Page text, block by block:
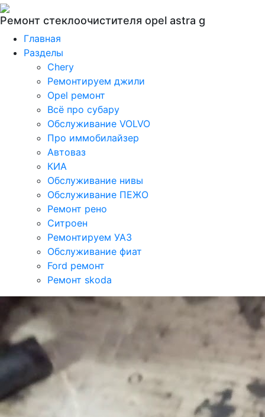
Ремонт стеклоочистителя opel astra g
Главная
Разделы
Chery
Ремонтируем джили
Opel ремонт
Всё про субару
Обслуживание VOLVO
Про иммобилайзер
Автоваз
КИА
Обслуживание нивы
Обслуживание ПЕЖО
Ремонт рено
Ситроен
Ремонтируем УАЗ
Обслуживание фиат
Ford ремонт
Ремонт skoda